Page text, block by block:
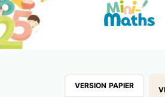
VERSION PAPIER